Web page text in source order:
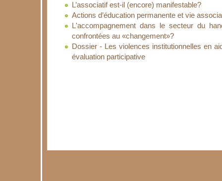
L’associatif est-il (encore) manifestable?
Actions d’éducation permanente et vie
L'accompagnement dans le secteur du
confrontées au «changement»?
Dossier - Les violences institutionnelles en
évaluation participative